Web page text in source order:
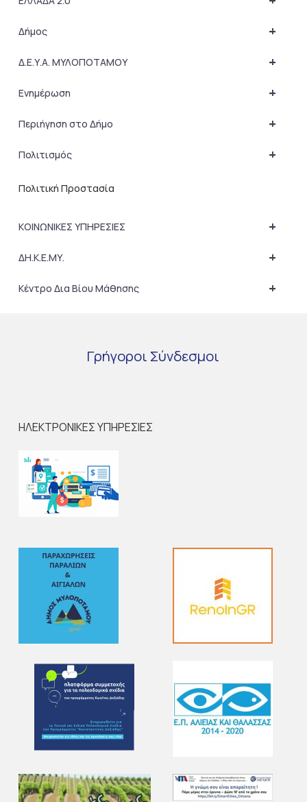
+
Δήμος
+
Δ.Ε.Υ.Α. ΜΥΛΟΠΟΤΑΜΟΥ
+
Ενημέρωση
+
Περιήγηση στο Δήμο
+
Πολιτισμός
Πολιτική Προστασία
+
ΚΟΙΝΩΝΙΚΕΣ ΥΠΗΡΕΣΙΕΣ
+
ΔΗ.Κ.Ε.ΜΥ.
+
Κέντρο Δια Βίου Μάθησης
Γρήγοροι Σύνδεσμοι
ΗΛΕΚΤΡΟΝΙΚΕΣ ΥΠΗΡΕΣΙΕΣ